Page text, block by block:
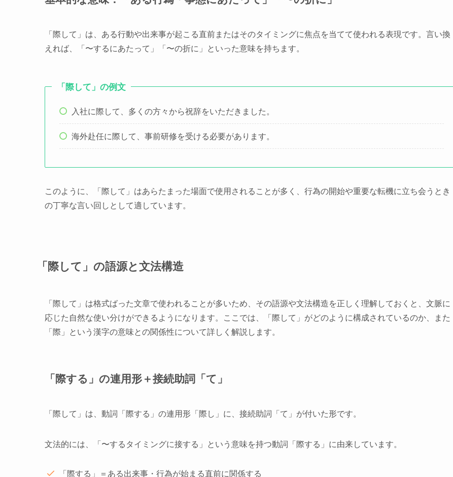
「際して」は、ある行動や出来事が起こる直前またはそのタイミングに焦点を当てて使われる表現です。言い換
えれば、「〜するにあたって」「〜の折に」といった意味を持ちます。
「際して」の例文
入社に際して、多くの方々から祝辞をいただきました。
海外赴任に際して、事前研修を受ける必要があります。
このように、「際して」はあらたまった場面で使用されることが多く、行為の開始や重要な転機に立ち会うとき
の丁寧な言い回しとして適しています。
「際して」の語源と文法構造
「際して」は格式ばった文章で使われることが多いため、その語源や文法構造を正しく理解しておくと、文脈に
応じた自然な使い分けができるようになります。ここでは、「際して」がどのように構成されているのか、また
「際」という漢字の意味との関係性について詳しく解説します。
「際する」の連用形＋接続助詞「て」
「際して」は、動詞「際する」の連用形「際し」に、接続助詞「て」が付いた形です。
文法的には、「〜するタイミングに接する」という意味を持つ動詞「際する」に由来しています。
「際する」＝ある出来事・行為が始まる直前に関係する